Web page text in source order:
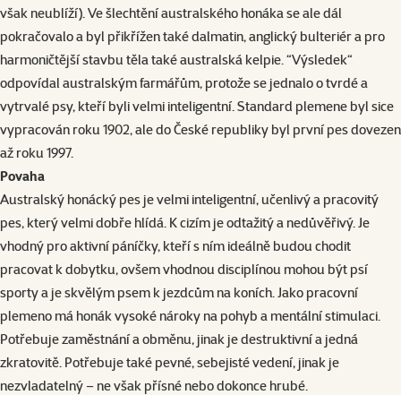
však neublíží). Ve šlechtění australského honáka se ale dál
pokračovalo a byl přikřížen také dalmatin, anglický bulteriér a pro
harmoničtější stavbu těla také australská kelpie. “Výsledek“
odpovídal australským farmářům, protože se jednalo o tvrdé a
vytrvalé psy, kteří byli velmi inteligentní. Standard plemene byl sice
vypracován roku 1902, ale do České republiky byl první pes dovezen
až roku 1997.
Povaha
Australský honácký pes je velmi inteligentní, učenlivý a pracovitý
pes, který velmi dobře hlídá. K cizím je odtažitý a nedůvěřivý. Je
vhodný pro aktivní páníčky, kteří s ním ideálně budou chodit
pracovat k dobytku, ovšem vhodnou disciplínou mohou být psí
sporty a je skvělým psem k jezdcům na koních. Jako pracovní
plemeno má honák vysoké nároky na pohyb a mentální stimulaci.
Potřebuje zaměstnání a obměnu, jinak je destruktivní a jedná
zkratovitě. Potřebuje také pevné, sebejisté vedení, jinak je
nezvladatelný – ne však přísné nebo dokonce hrubé.